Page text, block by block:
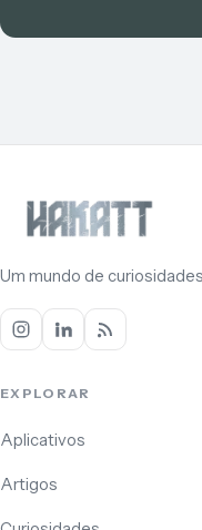
Um mundo de
EXPLORAR
Aplicativos
Artigos